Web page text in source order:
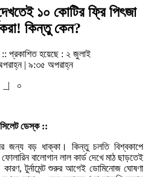
১০ কোটির ফ্রি পিৎজা
কিন্তু কেন?
:: প্রকাশিত হয়েছে : ২ জুলাই
| ৯:৩৫ অপরাহ্ন
|
০
ডেস্ক ::
জন্য বড় ধাক্কা। কিন্তু চলতি বিশ্বকাপে
বালোগান লাল কার্ড দেখে মাঠ ছাড়তেই
কারণ, টুর্নামেন্ট শুরুর আগেই ডোমিনোজ ঘোষণা